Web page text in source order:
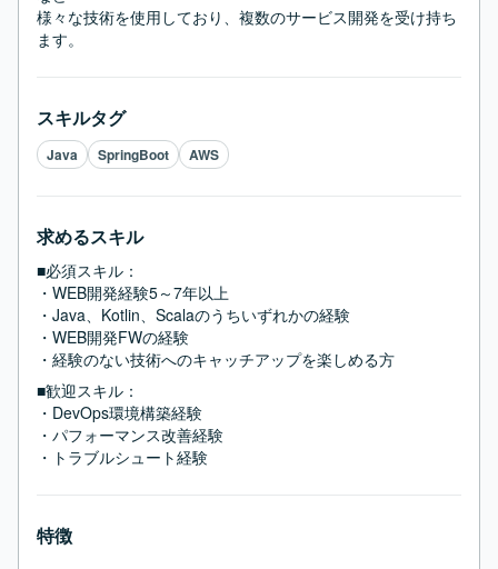
様々な技術を使用しており、複数のサービス開発を受け持ち
ます。
スキルタグ
Java SpringBoot AWS
求めるスキル
■必須スキル：
・WEB開発経験5～7年以上
・Java、Kotlin、Scalaのうちいずれかの経験
・WEB開発FWの経験
・経験のない技術へのキャッチアップを楽しめる方
■歓迎スキル：
・DevOps環境構築経験
・パフォーマンス改善経験
・トラブルシュート経験
特徴